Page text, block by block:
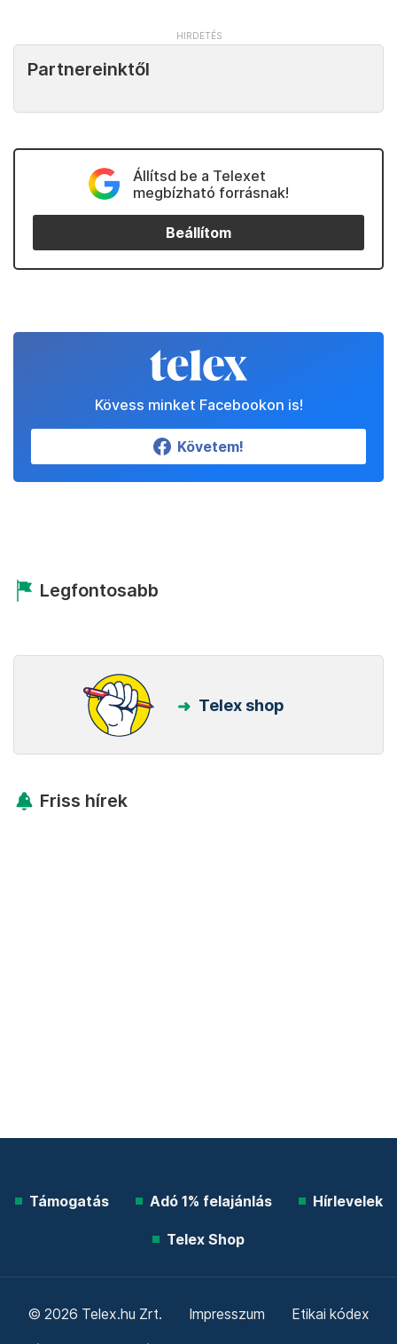
Partnereinktől
Állítsd be a Telexet
megbízható forrásnak!
Beállítom
Kövess minket Facebookon is!
Követem!
Legfontosabb
Telex shop
Friss hírek
Támogatás Adó 1% felajánlás Hírlevelek
Telex Shop
© 2026 Telex.hu Zrt. Impresszum Etikai kódex